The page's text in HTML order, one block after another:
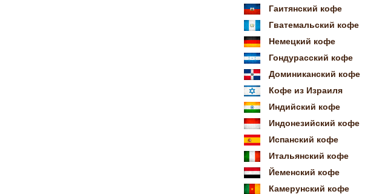
Гаитянский кофе
Гватемальский кофе
Немецкий кофе
Гондурасский кофе
Доминиканский кофе
Кофе из Израиля
Индийский кофе
Индонезийский кофе
Испанский кофе
Итальянский кофе
Йеменский кофе
Камерунский кофе